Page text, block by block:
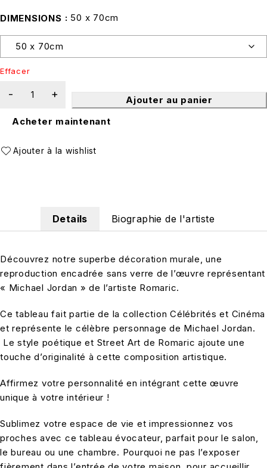
DIMENSIONS 50 x 70cm
Effacer
Ajouter au panier
Acheter maintenant
Details Biographie de l'artiste
Découvrez notre superbe décoration murale, une
reproduction encadrée sans verre de l’œuvre représentant
« Michael Jordan » de l’artiste Romaric.
Ce tableau fait partie de la collection Célébrités et Cinéma
et représente le célèbre personnage de Michael Jordan.
Le style poétique et Street Art de Romaric ajoute une
touche d’originalité à cette composition artistique.
Affirmez votre personnalité en intégrant cette œuvre
unique à votre intérieur !
Sublimez votre espace de vie et impressionnez vos
proches avec ce tableau évocateur, parfait pour le salon,
le bureau ou une chambre. Pourquoi ne pas l’exposer